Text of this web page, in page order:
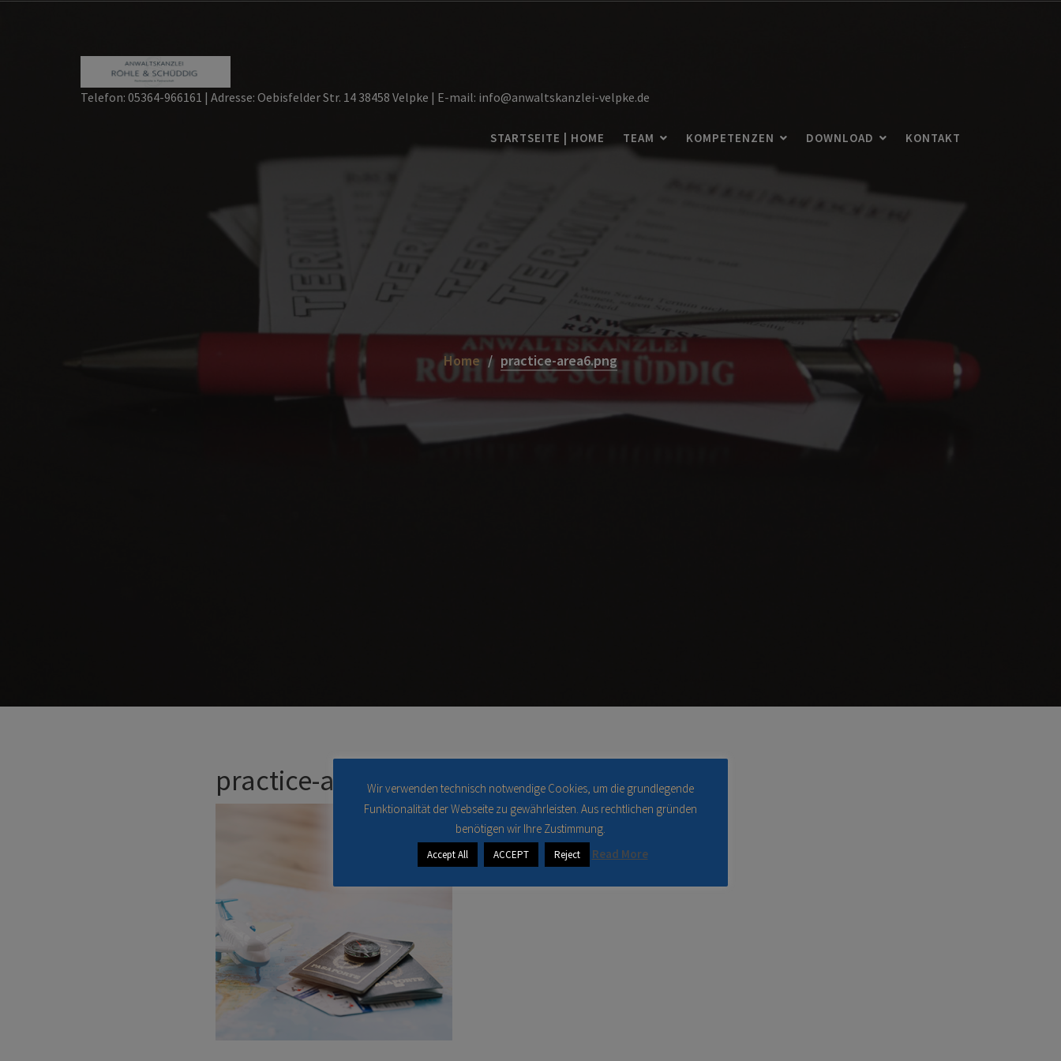
Telefon: 05364-966161 | Adresse: Oebisfelder Str. 14 38458 Velpke | E-mail: info@anwaltskanzlei-velpke.de
STARTSEITE | HOME TEAM KOMPETENZEN DOWNLOAD KONTAKT
Home practice-area6.png
practice-area6.pngWir verwenden technisch notwendige Cookies, um die grundlegende
Funktionalität der Webseite zu gewährleisten. Aus rechtlichen gründen
benötigen wir Ihre Zustimmung.
Accept All ACCEPT Reject Read More